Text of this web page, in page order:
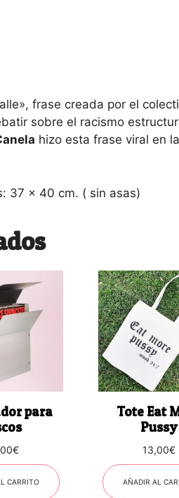
frase creada por el
sobre el racismo
hizo esta frase viral en
37 x 40 cm. ( sin asas)
para
€
CARRITO
Tote Eat
Pussy
13,00€
AÑADIR AL